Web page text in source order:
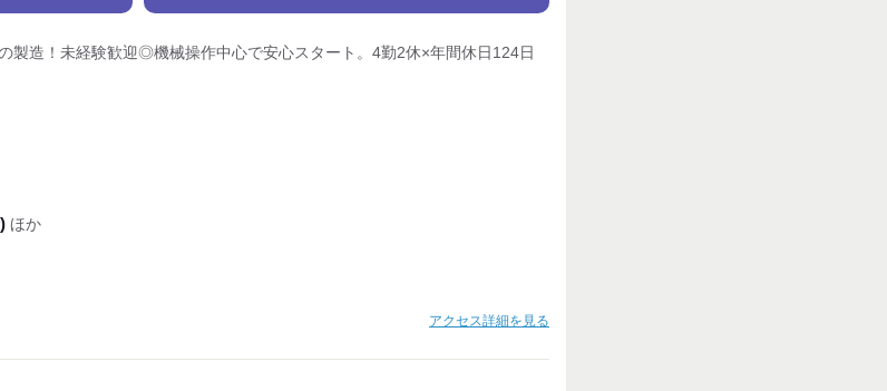
製造！未経験歓迎◎機械操作中心で安心スタート。4勤2休×年間休日124日
ほか
アクセス詳細を見る